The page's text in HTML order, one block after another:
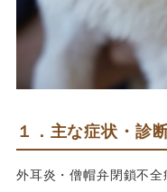
１．主な症状・診
外耳炎・僧帽弁閉鎖不